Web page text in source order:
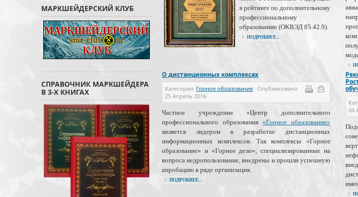
в рейтинге по дополнительному
профессиональному
образованию (ОКВЭД 85.42.9).
ПОДРОБНЕЕ...
О дистанционных комплексах
Категория: Горное образование Опубликовано
25 Апрель 2016
Частное учреждение «Центр дополнительного
профессионального образования«Горное образование»
является лидером в разработке дистанционных
информационных комплексов. Так комплексы «Горное
образование» и «Горное дело», специализированные на
вопроса недропользование, внедрены и прошли успешную
апробацию в ряде организация.
ПОДРОБНЕЕ...
04
МАРКШЕЙДЕРСКИЙ КЛУБ
СПРАВОЧНИК МАРКШЕЙДЕРА
В 3-Х КНИГАХ